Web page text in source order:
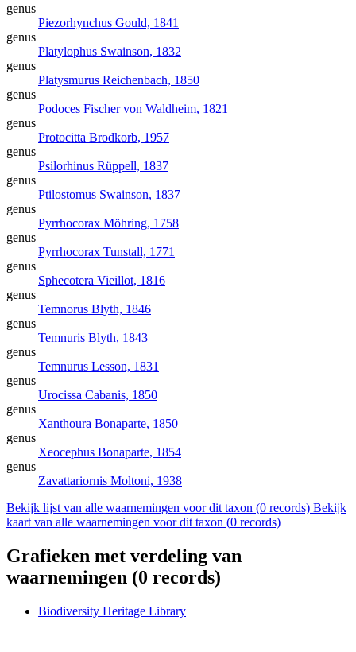
genus
Piezorhynchus Gould, 1841
genus
Platylophus Swainson, 1832
genus
Platysmurus Reichenbach, 1850
genus
Podoces Fischer von Waldheim, 1821
genus
Protocitta Brodkorb, 1957
genus
Psilorhinus Rüppell, 1837
genus
Ptilostomus Swainson, 1837
genus
Pyrrhocorax Möhring, 1758
genus
Pyrrhocorax Tunstall, 1771
genus
Sphecotera Vieillot, 1816
genus
Temnorus Blyth, 1846
genus
Temnuris Blyth, 1843
genus
Temnurus Lesson, 1831
genus
Urocissa Cabanis, 1850
genus
Xanthoura Bonaparte, 1850
genus
Xeocephus Bonaparte, 1854
genus
Zavattariornis Moltoni, 1938
Bekijk lijst van alle waarnemingen voor dit taxon (0 records) Bekijk
kaart van alle waarnemingen voor dit taxon (0 records)
Grafieken met verdeling van
waarnemingen (0 records)
Biodiversity Heritage Library